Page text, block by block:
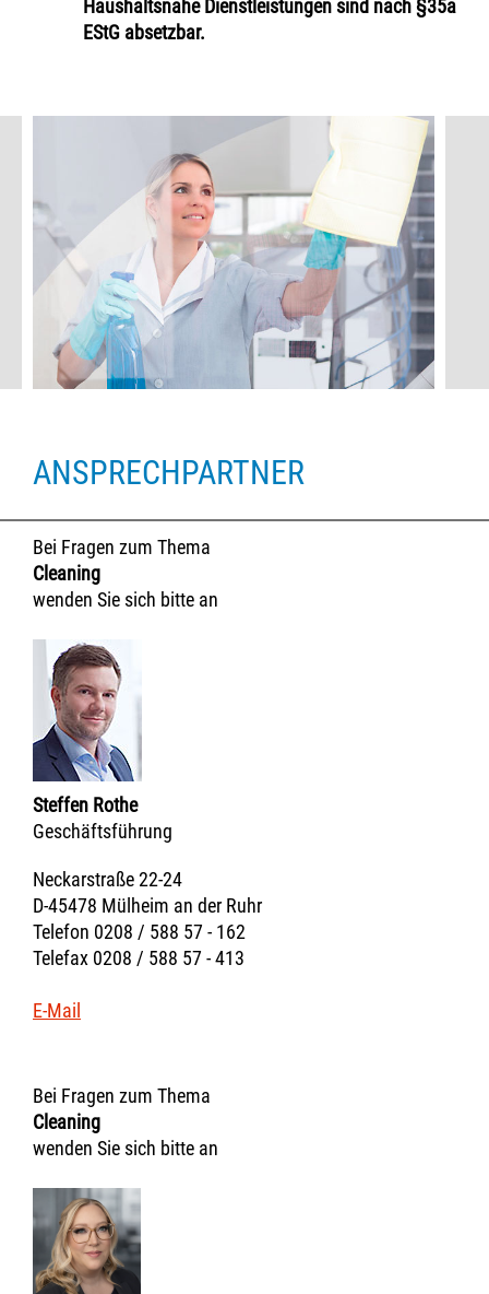
Haushaltsnahe Dienstleistungen sind nach §35a
EStG absetzbar.
ANSPRECHPARTNER
Bei Fragen zum Thema
Cleaning
wenden Sie sich bitte an
Steffen Rothe
Geschäftsführung
Neckarstraße 22-24
D-45478 Mülheim an der Ruhr
Telefon 0208 / 588 57 - 162
Telefax 0208 / 588 57 - 413
E-Mail
Bei Fragen zum Thema
Cleaning
wenden Sie sich bitte an